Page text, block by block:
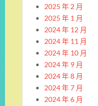
2025 年 2 月
2025 年 1 月
2024 年 12 月
2024 年 11 月
2024 年 10 月
2024 年 9 月
2024 年 8 月
2024 年 7 月
2024 年 6 月